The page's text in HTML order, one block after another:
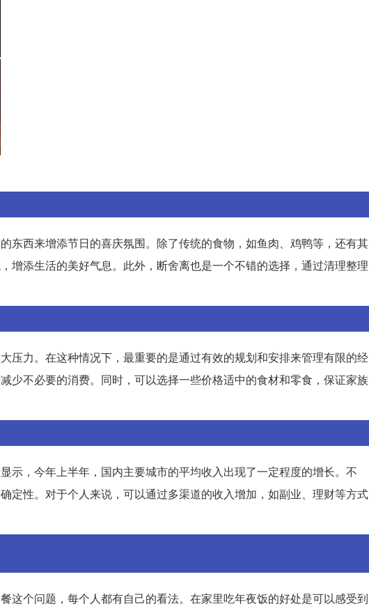
东西来增添节日的喜庆氛围。除了传统的食物，如鱼肉、鸡鸭等，还有其
增添生活的美好气息。此外，断舍离也是一个不错的选择，通过清理整理
压力。在这种情况下，最重要的是通过有效的规划和安排来管理有限的经
少不必要的消费。同时，可以选择一些价格适中的食材和零食，保证家族
示，今年上半年，国内主要城市的平均收入出现了一定程度的增长。不
定性。对于个人来说，可以通过多渠道的收入增加，如副业、理财等方式
这个问题，每个人都有自己的看法。在家里吃年夜饭的好处是可以感受到